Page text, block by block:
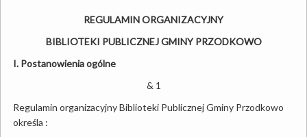
REGULAMIN ORGANIZACYJNY
BIBLIOTEKI PUBLICZNEJ GMINY PRZODKOWO
I. Postanowienia ogólne
& 1
Regulamin organizacyjny Biblioteki Publicznej Gminy Przodkowo
określa :